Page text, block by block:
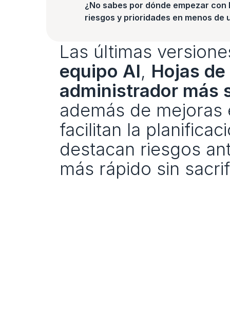
¿No sabes por dónde empezar
riesgos y prioridades en menos de
Las últimas
equipo AI, Hojas
administrador más
además de
facilitan la
destacan riesgos
más rápido sin